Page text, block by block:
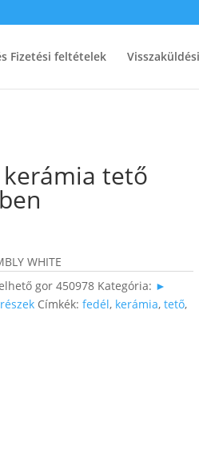
Fizetési feltételek
tető
WHITE
gor 450978 Kategória: ►
Címkék:fedél, kerámia,tető,